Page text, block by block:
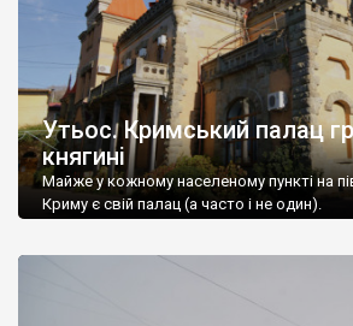
Утьос. Кримський палац
княгині
Майже у кожному населеному пункті на
Криму є свій палац (а часто і не один).